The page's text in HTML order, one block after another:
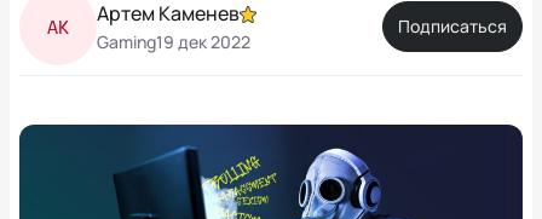
АК Артем Каменев
Gaming19 дек 2022
Подписаться